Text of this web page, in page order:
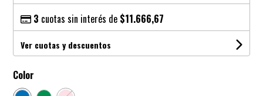
3 cuotas sin interés de $11.666,67
Ver cuotas y descuentos
Color